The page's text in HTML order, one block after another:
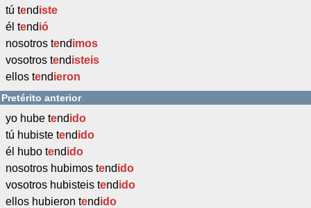
tú tendiste
él tendió
nosotros tendimos
vosotros tendisteis
ellos tendieron
Pretérito anterior
yo hube tendido
tú hubiste tendido
él hubo tendido
nosotros hubimos tendido
vosotros hubisteis tendido
ellos hubieron tendido